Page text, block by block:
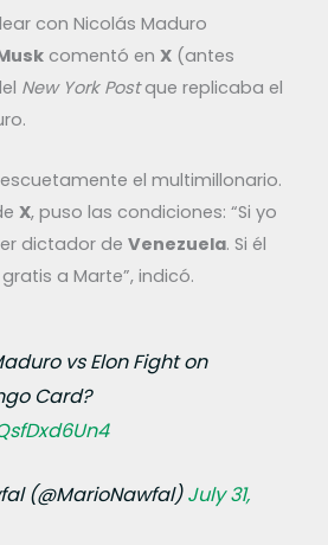
con Nicolás Maduro
comentó en X (antes
New York Postque replicaba el
el multimillonario.
X, puso las condiciones: “Si yo
dictador de Venezuela. Si él
a Marte”, indicó.
vs Elon Fight on
Card?
(@MarioNawfal)July 31,